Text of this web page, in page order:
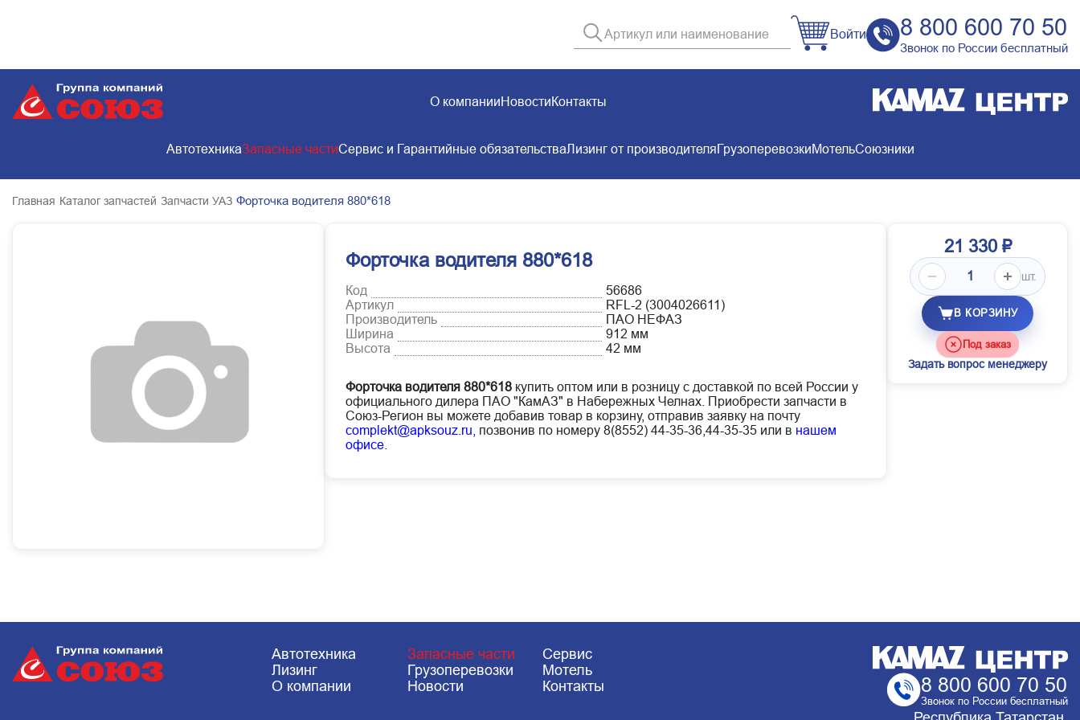
Войти 8 800 600 70 50
Звонок по России бесплатный
О компанииНовостиКонтакты
АвтотехникаЗапасные частиСервис и Гарантийные обязательстваЛизинг от производителяГрузоперевозкиМотельСоюзники
Главная Каталог запчастей Запчасти УАЗ Форточка водителя 880*618
Форточка водителя 880*618
Код
56686
Артикул
RFL-2 (3004026611)
Производитель
ПАО НЕФАЗ
Ширина
912 мм
Высота
42 мм
Форточка водителя 880*618 купить оптом или в розницу с доставкой по всей России у
официального дилера ПАО "КамАЗ" в Набережных Челнах. Приобрести запчасти в
Союз-Регион вы можете добавив товар в корзину, отправив заявку на почту
complekt@apksouz.ru, позвонив по номеру 8(8552) 44-35-36,44-35-35 или в нашем
офисе
21 330 ₽
шт.
В КОРЗИНУ
Под заказ
Задать вопрос менеджеру
Автотехника Запасные части
Сервис
Лизинг
Грузоперевозки
Мотель
О компании
Новости Контакты 8 800 600 70 50
Звонок по России бесплатный